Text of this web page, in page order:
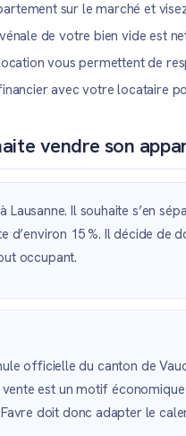
sur le marché et
de votre bien vide est
vous permettent de
avec votre locataire
vendre son
Il souhaite s’en
d’environ 15 %. Il décide
occupant.
officielle du canton de
est un motif
doit donc adapter le